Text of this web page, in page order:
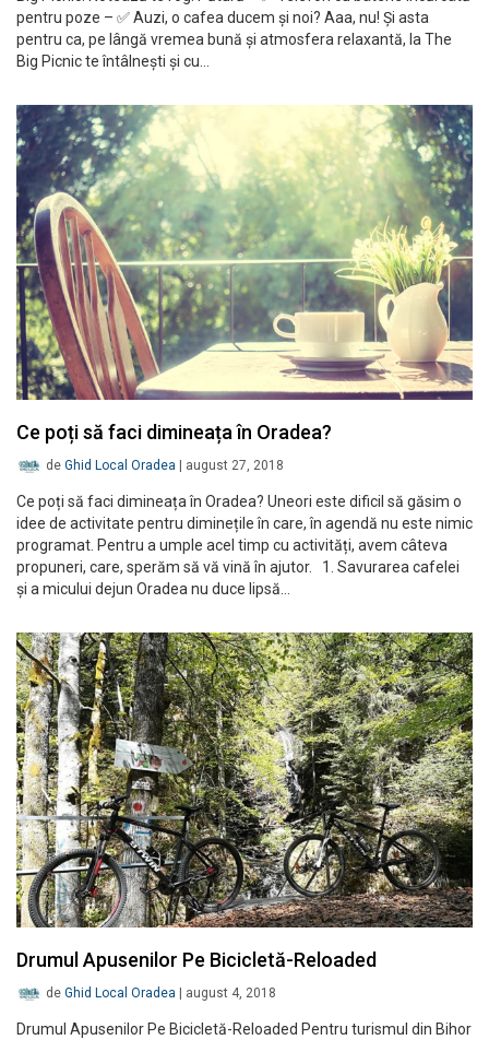
pentru poze – ✅ Auzi, o cafea ducem și noi? Aaa, nu! Și asta
pentru ca, pe lângă vremea bună și atmosfera relaxantă, la The
Big Picnic te întâlnești și cu…
Ce poți să faci dimineața în Oradea?
de Ghid Local Oradea august 27, 2018
Ce poți să faci dimineața în Oradea? Uneori este dificil să găsim o
idee de activitate pentru diminețile în care, în agendă nu este nimic
programat. Pentru a umple acel timp cu activități, avem câteva
propuneri, care, sperăm să vă vină în ajutor. 1. Savurarea cafelei
și a micului dejun Oradea nu duce lipsă…
Drumul Apusenilor Pe Bicicletă-Reloaded
de Ghid Local Oradea august 4, 2018
Drumul Apusenilor Pe Bicicletă-Reloaded Pentru turismul din Bihor